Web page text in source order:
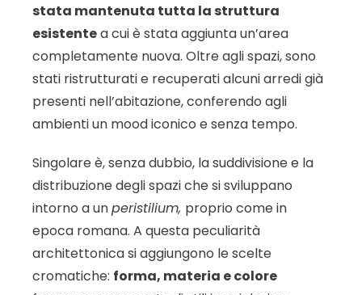
stata mantenuta tutta la struttura
esistentea cui è stata aggiunta un’area
completamente nuova. Oltre agli spazi, sono
stati ristrutturati e recuperati alcuni arredi già
presenti nell’abitazione, conferendo agli
ambienti un mood iconico e senza tempo.
Singolare è, senza dubbio, la suddivisione e la
distribuzione degli spazi che si sviluppano
intorno a unperistilium, proprio come in
epoca romana. A questa peculiarità
architettonica si aggiungono le scelte
cromatiche: forma, materia e colore